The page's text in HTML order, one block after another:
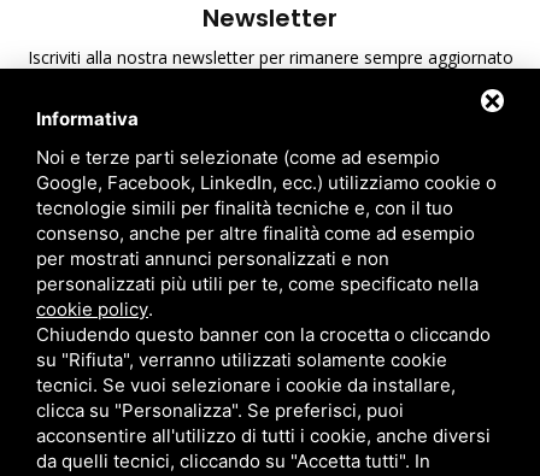
Newsletter
Iscriviti alla nostra newsletter per rimanere sempre aggiornato
Ho preso visione dell'informativa sulla privacy
A.T.S. S.r.l. Via del Mangano, 4/A 40023 Castel Guelfo di Bologna
Informativa
Noi e terze parti selezionate (come ad esempio
Google, Facebook, LinkedIn, ecc.) utilizziamo cookie o
tecnologie simili per finalità tecniche e, con il tuo
consenso, anche per altre finalità come ad esempio
per mostrati annunci personalizzati e non
personalizzati più utili per te, come specificato nella
cookie policy.
Chiudendo questo banner con la crocetta o cliccando
su "Rifiuta", verranno utilizzati solamente cookie
tecnici. Se vuoi selezionare i cookie da installare,
clicca su "Personalizza". Se preferisci, puoi
acconsentire all'utilizzo di tutti i cookie, anche diversi
da quelli tecnici, cliccando su "Accetta tutti". In